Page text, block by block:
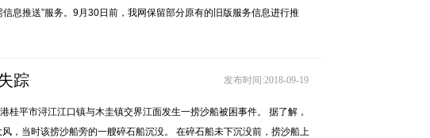
息推送”服务。9月30日前，我网保留部分原有的旧版服务信息进行推
踪 发布时间:2018-09-19
平市浔江江口镇与木圭镇交界江面发生一捞沙船被困事件。 据了解，
，当时该捞沙船旁的一艘碎石船沉没。 在碎石船未下沉没前，捞沙船上